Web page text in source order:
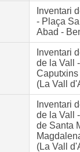
Inventari
- Plaça
Abad -
Inventari
de la Vall
(La Vall
Inventari
de la Vall
de Santa
(La Vall